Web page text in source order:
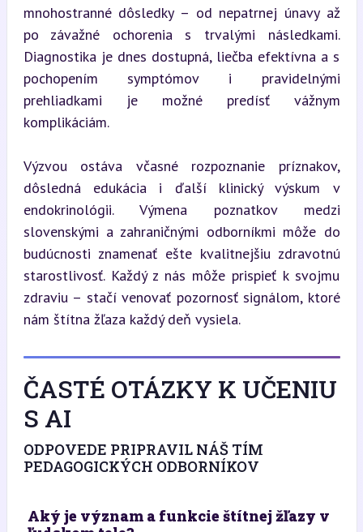
mnohostranné dôsledky – od nepatrnej únavy až
po závažné ochorenia s trvalými následkami.
Diagnostika je dnes dostupná, liečba efektívna a s
pochopením symptómov i pravidelnými
prehliadkami je možné predísť vážnym
komplikáciám.
Výzvou ostáva včasné rozpoznanie príznakov,
dôsledná edukácia i ďalší klinický výskum v
endokrinológii. Výmena poznatkov medzi
slovenskými a zahraničnými odborníkmi môže do
budúcnosti znamenať ešte kvalitnejšiu zdravotnú
starostlivosť. Každý z nás môže prispieť k svojmu
zdraviu – stačí venovať pozornosť signálom, ktoré
nám štítna žľaza každý deň vysiela.
ČASTÉ OTÁZKY K UČENIU
S AI
ODPOVEDE PRIPRAVIL NÁŠ TÍM
PEDAGOGICKÝCH ODBORNÍKOV
Aký je význam a funkcie štítnej žľazy v